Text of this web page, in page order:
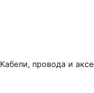
Кабели, провода и